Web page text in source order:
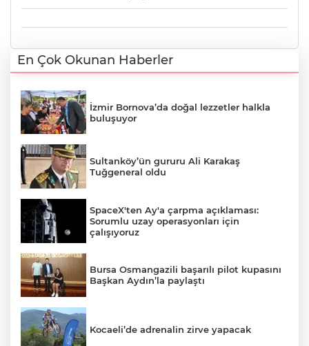
En Çok Okunan Haberler
İzmir Bornova’da doğal lezzetler halkla
buluşuyor
Sultanköy’ün gururu Ali Karakaş
Tuğgeneral oldu
SpaceX'ten Ay'a çarpma açıklaması:
Sorumlu uzay operasyonları için
çalışıyoruz
Bursa Osmangazili başarılı pilot kupasını
Başkan Aydın’la paylaştı
Kocaeli’de adrenalin zirve yapacak